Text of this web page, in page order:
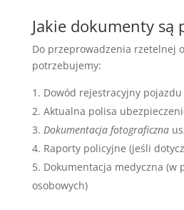
Jakie dokumenty są
Do przeprowadzenia rzetelnej
potrzebujemy:
Dowód rejestracyjny pojazdu
Aktualna polisa
Dokumentacja fotograficzna
Raporty policyjne (jeśli
Dokumentacja medyczna (w
osobowych)